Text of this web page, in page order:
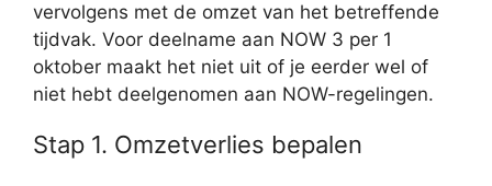
vervolgens met de omzet van het betreffende
tijdvak. Voor deelname aan NOW 3 per 1
oktober maakt het niet uit of je eerder wel of
niet hebt deelgenomen aan NOW-regelingen.
Stap 1. Omzetverlies bepalen